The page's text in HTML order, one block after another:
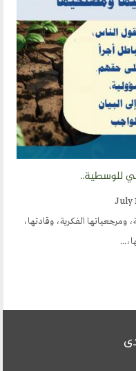
للوسطية..
ومرجعياتها الفكرية، وقادتها،